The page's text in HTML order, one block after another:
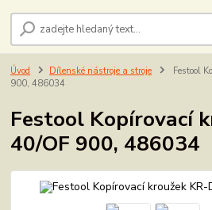
Úvod Dílenské nástroje a stroje
Festool
900, 486034
Festool Kopírovací
40/OF 900, 486034